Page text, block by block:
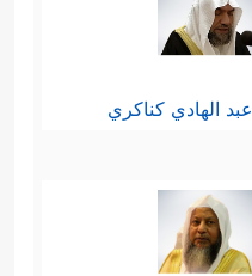
عبد الهادي كناكري